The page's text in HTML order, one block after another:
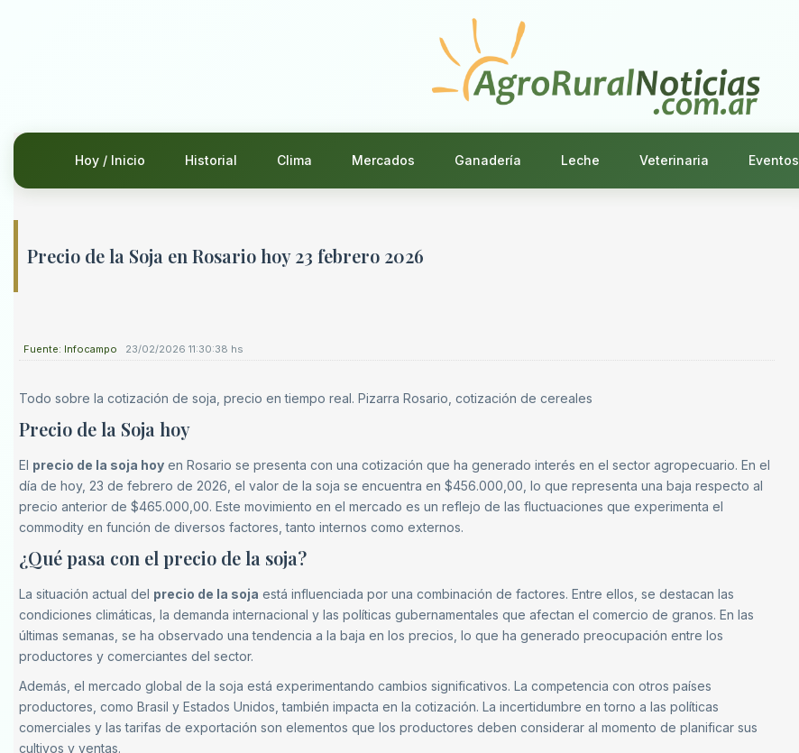
Hoy / Inicio Historial Clima Mercados Ganadería Leche Veterinaria Eventos
Precio de la Soja en Rosario hoy 23 febrero 2026
Fuente: Infocampo 23/02/2026 11:30:38 hs
Todo sobre la cotización de soja, precio en tiempo real. Pizarra Rosario, cotización de cereales
Precio de la Soja hoy
El precio de la soja hoy en Rosario se presenta con una cotización que ha generado interés en el sector agropecuario. En el
día de hoy, 23 de febrero de 2026, el valor de la soja se encuentra en $456.000,00, lo que representa una baja respecto al
precio anterior de $465.000,00. Este movimiento en el mercado es un reflejo de las fluctuaciones que experimenta el
commodity en función de diversos factores, tanto internos como externos.
¿Qué pasa con el precio de la soja?
La situación actual del precio de la soja está influenciada por una combinación de factores. Entre ellos, se destacan las
condiciones climáticas, la demanda internacional y las políticas gubernamentales que afectan el comercio de granos. En las
últimas semanas, se ha observado una tendencia a la baja en los precios, lo que ha generado preocupación entre los
productores y comerciantes del sector.
Además, el mercado global de la soja está experimentando cambios significativos. La competencia con otros países
productores, como Brasil y Estados Unidos, también impacta en la cotización. La incertidumbre en torno a las políticas
comerciales y las tarifas de exportación son elementos que los productores deben considerar al momento de planificar sus
cultivos y ventas.